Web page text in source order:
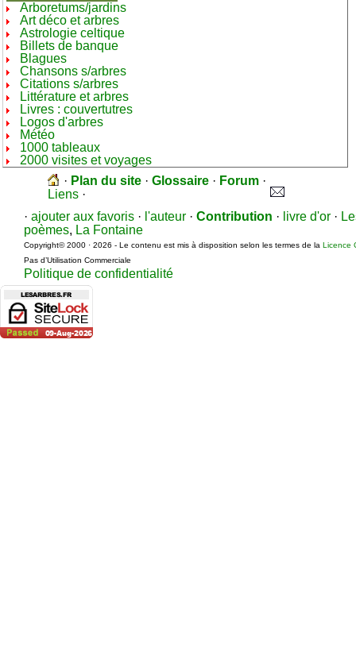
Arboretums/jardins
Art déco et arbres
Astrologie celtique
Billets de banque
Blagues
Chansons s/arbres
Citations s/arbres
Littérature et arbres
Livres : couvertutres
Logos d'arbres
Météo
1000 tableaux
2000 visites et voyages
· Plan du site · Glossaire · Forum ·
Liens ·
· ajouter aux favoris · l'auteur · Contribution · livre d'or ·
poèmes, La Fontaine
Copyright© 2000 · 2026 - Le contenu est mis à disposition selon les termes de la Licence
Pas d’Utilisation Commerciale
Politique de confidentialité